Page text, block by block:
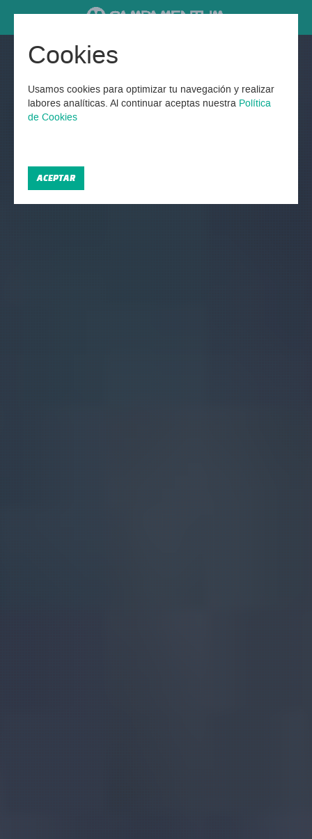
Cookies
Usamos cookies para optimizar tu navegación y realizar
labores analíticas. Al continuar aceptas nuestra Política
de Cookies
ACEPTAR